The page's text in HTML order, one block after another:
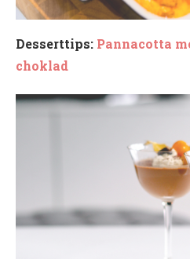
Desserttips: Pannacotta
choklad